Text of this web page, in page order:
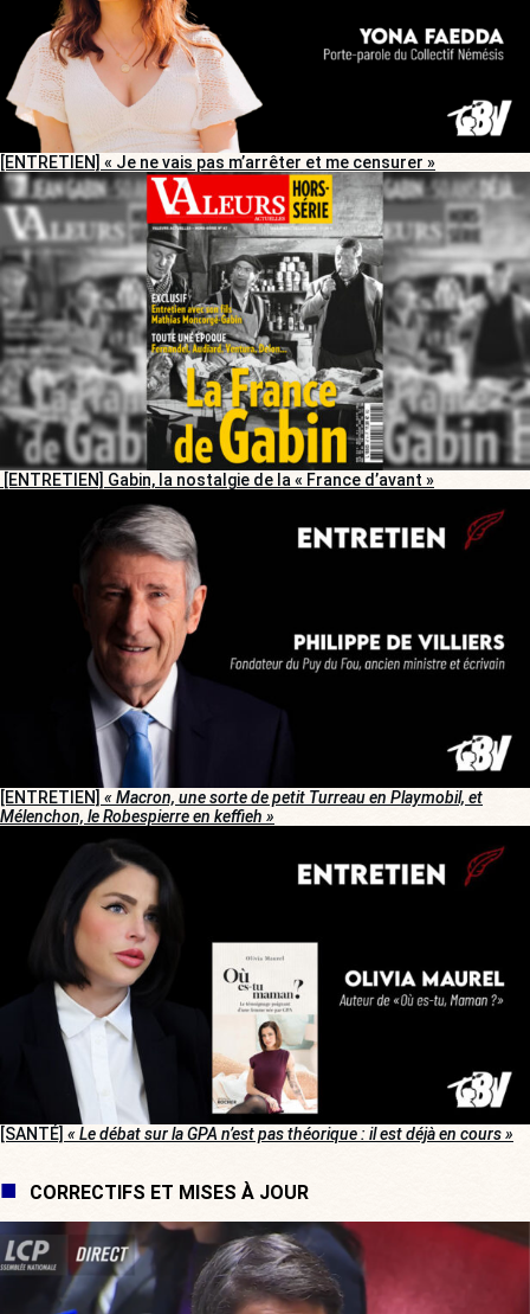
[ENTRETIEN] « Je ne vais pas m’arrêter et me censurer »
[ENTRETIEN] Gabin, la nostalgie de la « France d’avant »
[ENTRETIEN] « Macron, une sorte de petit Turreau en Playmobil, et
Mélenchon, le Robespierre en keffieh »
[SANTÉ] « Le débat sur la GPA n’est pas théorique : il est déjà en cours »
CORRECTIFS ET MISES À JOUR